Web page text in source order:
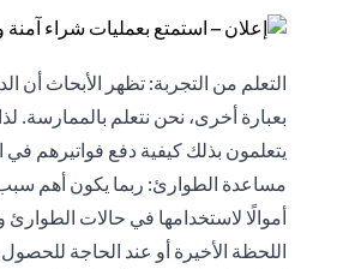
التعلم من التجربة: تظهر الأبحاث
بعبارة أخرى، نحن نتعلم بالممارسة.
يتعلمون بذلك كيفية دفع فواتيرهم في
مساعدة الطوارئ: ربما يكون أهم سبب
أموالًا لاستخدامها في حالات
اللحظة الأخيرة أو عند الحاجة